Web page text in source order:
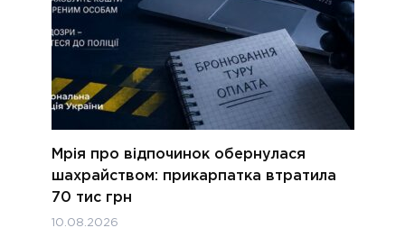
Мрія про відпочинок обернулася
шахрайством: прикарпатка втратила
70 тис грн
10.08.2026